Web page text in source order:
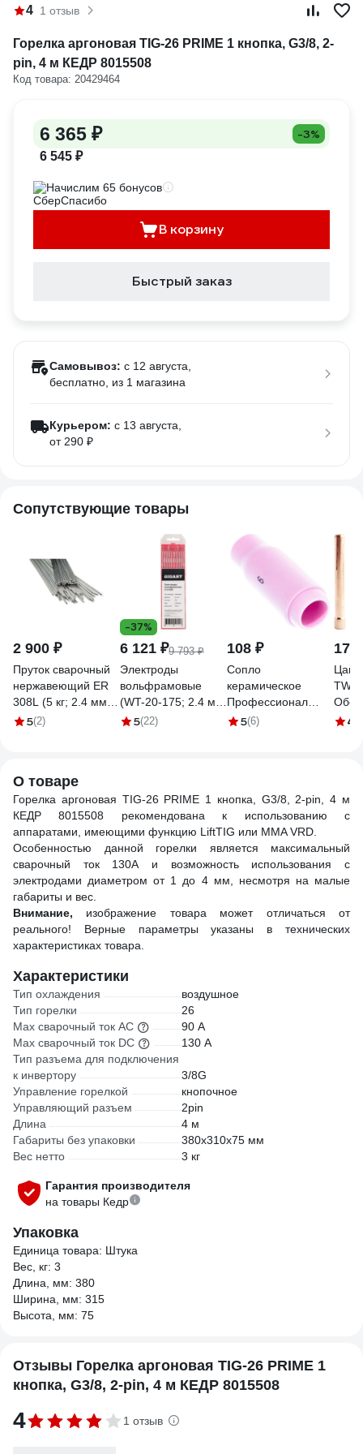
4 1 отзыв
Горелка аргоновая TIG-26 PRIME 1 кнопка, G3/8, 2-
pin, 4 м КЕДР 8015508
Код товара: 20429464
6 365 ₽ -3%
6 545 ₽
Начислим 65 бонусов
В корзину
Быстрый заказ
Самовывоз: c 12 августа,
бесплатно , из 1 магазина
Курьером: c 13 августа,
от 290 ₽
Сопутствующие товары
2 900 ₽
Пруток сварочный
нержавеющий ER
308L (5 кг; 2.4 мм;
1000 мм) WELDO
5(2)
-37%
6 121 ₽9 793 ₽
Электроды
вольфрамовые
(WT-20-175; 2.4 мм;
красный; 10 шт)
5(22)
108 ₽
Сопло
керамическое
Профессионал
10N48 № 6 0409
5(6)
171
TW
4.8
О товаре
Горелка аргоновая TIG-26 PRIME 1 кнопка, G3/8, 2-pin, 4 м
КЕДР 8015508 рекомендована к использованию с
аппаратами, имеющими функцию LiftTIG или MMA VRD.
Особенностью данной горелки является максимальный
сварочный ток 130А и возможность использования с
электродами диаметром от 1 до 4 мм, несмотря на малые
габариты и вес.
Внимание, изображение товара может отличаться от
реального! Верные параметры указаны в технических
характеристиках товара.
Характеристики
Тип охлаждения
воздушное
Тип горелки
26
Max сварочный ток AC
90 А
Max сварочный ток DC
130 А
Тип разъема для подключения
к инвертору
3/8G
Управление горелкой
кнопочное
Управляющий разъем
2pin
Длина
4 м
Габариты без упаковки
380х310х75 мм
Вес нетто
3 кг
Гарантия производителя
на товары Кедр
Упаковка
Единица товара: Штука
Вес, кг: 3
Длина, мм: 380
Ширина, мм: 315
Высота, мм: 75
Отзывы Горелка аргоновая TIG-26 PRIME 1
кнопка, G3/8, 2-pin, 4 м КЕДР 8015508
4 1 отзыв